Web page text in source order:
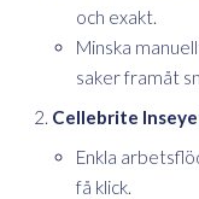
och exakt.
Minska
saker framåt
Cellebrite
Enkla
få klick.